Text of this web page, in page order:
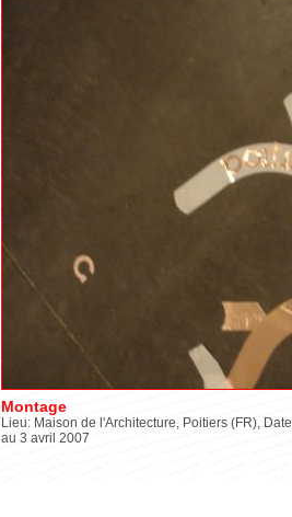
Montage
Lieu: Maison de l'Architecture, Poitiers (FR),
au 3 avril 2007